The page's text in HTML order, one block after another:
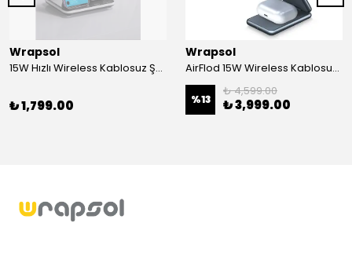
Wrapsol
15W Hızlı Wireless Kablosuz Şarj Standı 4 in 1 Masaüstü İstasyon -iPhone-android-watch-airpods Uyumlu
₺ 1,799.00
Wrapsol
AirFlod 15W Wireless Kablosuz Şarj Standı Alüminyum Katlanabilir 3in1 iPhone-android-watch-airpods
%13
₺ 4,599.00
₺ 3,999.00